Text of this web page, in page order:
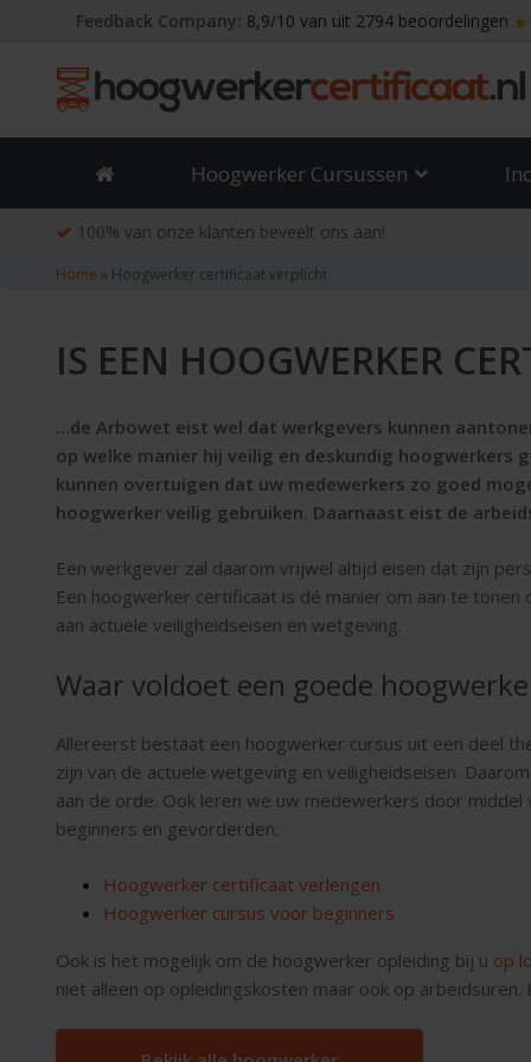
content
Feedback Company: 8,9/10 van uit 2794 beoordelingen
Hoogwerker Cursussen
100% van onze klanten beveelt ons aan!
Home » Hoogwerker certificaat verplicht
IS EEN HOOGWERKER
…de Arbowet eist wel dat werkgevers kunnen
op welke manier hij veilig en deskundig hoogwerkers
kunnen overtuigen dat uw medewerkers zo goed
hoogwerker veilig gebruiken. Daarnaast eist de
Een werkgever zal daarom vrijwel altijd eisen dat zijn
Een hoogwerker certificaat is dé manier om aan te
aan actuele veiligheidseisen en wetgeving.
Waar voldoet een goede
Allereerst bestaat een hoogwerker cursus uit een deel
zijn van de actuele wetgeving en veiligheidseisen.
aan de orde. Ook leren we uw medewerkers door
beginners en gevorderden:
Hoogwerker certificaat verlengen
Hoogwerker cursus voor beginners
Ook is het mogelijk om de hoogwerker opleiding bij u op
niet alleen op opleidingskosten maar ook op